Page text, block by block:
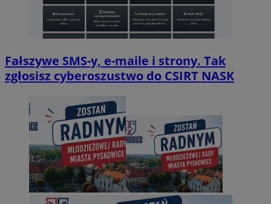
Fałszywe SMS-y, e-maile i strony. Tak
zgłosisz cyberoszustwo do CSIRT NASK